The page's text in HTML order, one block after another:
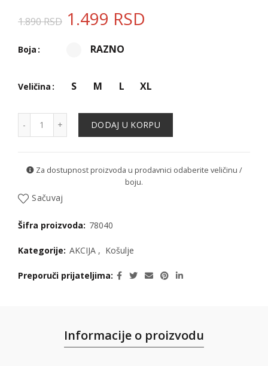
1.890RSD 1.499 RSD
Boja RAZNO
Veličina S M L XL
DODAJ U KORPU
Za dostupnost proizvoda u prodavnici odaberite veličinu /
boju.
Sačuvaj
Šifra proizvoda: 78040
Kategorije: AKCIJA , Košulje
Preporuči prijateljima
Informacije o proizvodu